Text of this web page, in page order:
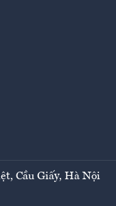
Cầu Giấy, Hà Nội